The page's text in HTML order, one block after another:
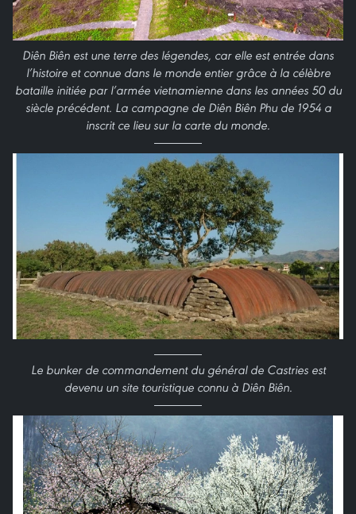
Diên Biên est une terre des légendes, car elle est entrée dans
l’histoire et connue dans le monde entier grâce à la célèbre
bataille initiée par l’armée vietnamienne dans les années 50 du
siècle précédent. La campagne de Diên Biên Phu de 1954 a
inscrit ce lieu sur la carte du monde.
Le bunker de commandement du général de Castries est
devenu un site touristique connu à Diên Biên.